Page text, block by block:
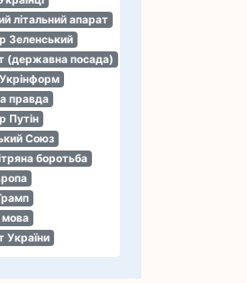
літальний апарат
Зеленський
(державна посада)
Укрінформ
правда
Путін
Союз
боротьба
мова
України